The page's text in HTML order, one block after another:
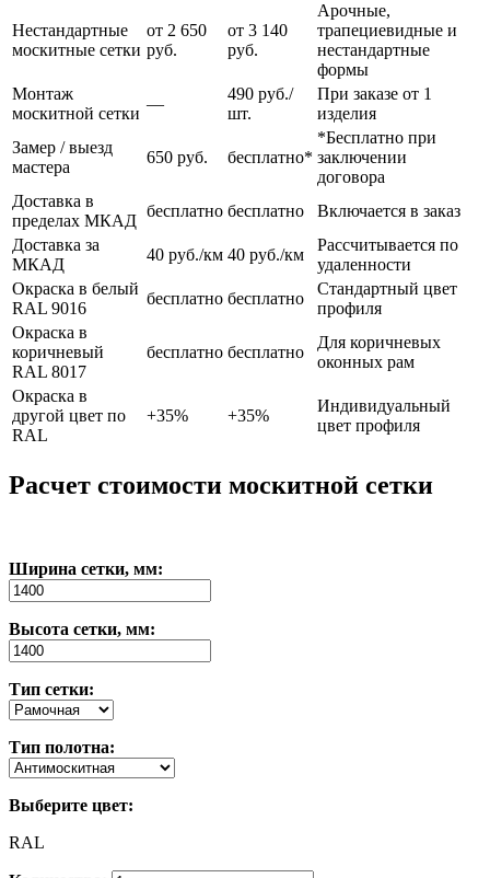
Нестандартные
москитные сетки
от 2 650
руб.
от 3 140
руб.
Арочные,
трапециевидные и
нестандартные
формы
Монтаж
москитной сетки
—
490 руб./
шт.
При заказе от 1
изделия
Замер / выезд
мастера
650 руб. бесплатно*
*Бесплатно при
заключении
договора
Доставка в
пределах МКАД
бесплатно бесплатно
Включается в заказ
Доставка за
МКАД
40 руб./км 40 руб./км
Рассчитывается по
удаленности
Окраска в белый
RAL 9016
бесплатно бесплатно
Стандартный цвет
профиля
Окраска в
коричневый
RAL 8017
бесплатно бесплатно
Для коричневых
оконных рам
Окраска в
другой цвет по
RAL
+35% +35%
Индивидуальный
цвет профиля
Расчет стоимости москитной сетки
Ширина сетки, мм:
Высота сетки, мм:
Тип сетки:
Тип полотна:
Выберите цвет:
RAL